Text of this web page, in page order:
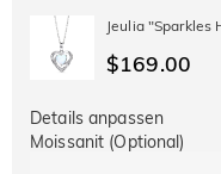
10% RABATT
AUF ALLES
30%
AUF
Jeulia "Sparkles
$169.00
Details anpassen
Moissanit (Optional)